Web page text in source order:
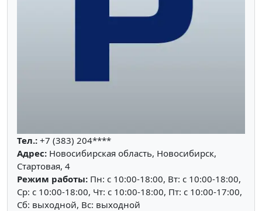
Тел.: +7 (383) 204****
Адрес: Новосибирская область, Новосибирск,
Стартовая, 4
Режим работы: Пн: c 10:00-18:00, Вт: c 10:00-18:00,
Ср: c 10:00-18:00, Чт: c 10:00-18:00, Пт: c 10:00-17:00,
Сб: выходной, Вс: выходной